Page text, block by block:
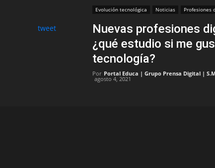
Evolución tecnológica Noticias Profesiones
Nuevas profesiones
¿qué estudio si me
tecnología?
Por Portal Educa | Grupo Prensa Digital |
agosto 4, 2021
tweet